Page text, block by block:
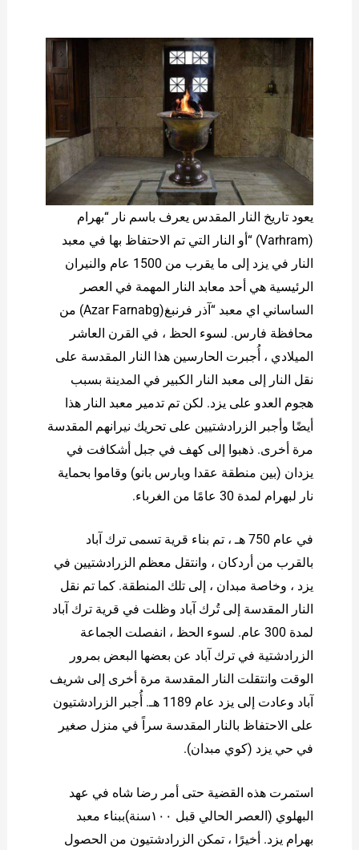
يعود تاريخ النار المقدس یعرف باسم نار “بهرام
(Varhram) “أو النار التي تم الاحتفاظ بها في معبد
النار في يزد إلى ما يقرب من 1500 عام والنيران
الرئيسية هي أحد معابد النار المهمة في العصر
الساساني اي معبد “آذر فرنبغ(Azar Farnabg) من
محافظة فارس. لسوء الحظ ، في القرن العاشر
الميلادي ، أُجبرت الحارسين هذا النار المقدسة على
نقل النار إلى معبد النار الكبير في المدينة بسبب
هجوم العدو على يزد. لكن تم تدمير معبد النار هذا
أيضًا وأجبر الزرادشتيين على تحريك نيرانهم المقدسة
مرة أخرى. ذهبوا إلى كهف في جبل أشكافت في
يزدان (بين منطقة عقدا وبارس بانو) وقاموا بحماية
نار لبهرام لمدة 30 عامًا من الغرباء.
في عام 750 هـ ، تم بناء قرية تسمى ترك آباد
بالقرب من أردكان ، وانتقل معظم الزرادشتيين في
يزد ، وخاصة مبدان ، إلى تلك المنطقة. كما تم نقل
النار المقدسة إلى تُرك آباد وظلت في قرية ترك آباد
لمدة 300 عام. لسوء الحظ ، انفصلت الجماعة
الزرادشتية في ترك آباد عن بعضها البعض بمرور
الوقت وانتقلت النار المقدسة مرة أخرى إلى شريف
آباد وعادت إلى يزد عام 1189 هـ. أُجبر الزرادشتيون
على الاحتفاظ بالنار المقدسة سراً في منزل صغير
في حي يزد (كوي مبدان).
استمرت هذه القضية حتى أمر رضا شاه في عهد
البهلوي (العصر الحالي قبل ١٠٠سنة)ببناء معبد
بهرام يزد. أخيرًا ، تمكن الزرادشتيون من الحصول